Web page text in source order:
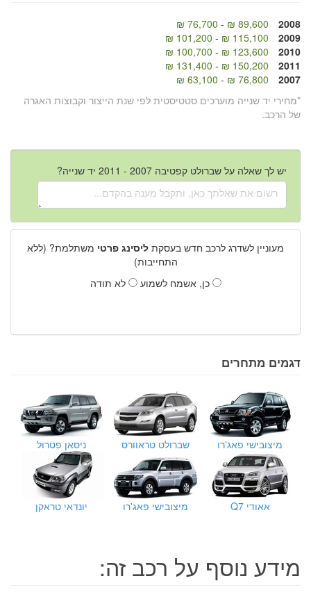
2008
89,600 ₪
-
76,700 ₪
2009
115,100 ₪
-
101,200 ₪
2010
123,600 ₪
-
100,700 ₪
2011
150,200 ₪
-
131,400 ₪
2007
76,800 ₪
-
63,100 ₪
*מחירי יד שנייה מוערכים סטטיסטית לפי שנת הייצור וקבוצות האגרה
של הרכב.
יש לך שאלה על שברולט קפטיבה 2007 - 2011 יד שנייה?
מעוניין לשדרג לרכב חדש בעסקת ליסינג פרטי משתלמת? (ללא
התחייבות)
כן, אשמח לשמוע
לא תודה
דגמים מתחרים
מיצובישי פאג'רו שברולט טראוורס ניסאן פטרול
אאודי Q7 מיצובישי פאג'רו יונדאי טראקן
מידע נוסף על רכב זה: